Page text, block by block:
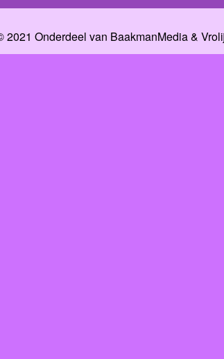
2021 Onderdeel van BaakmanMedia&